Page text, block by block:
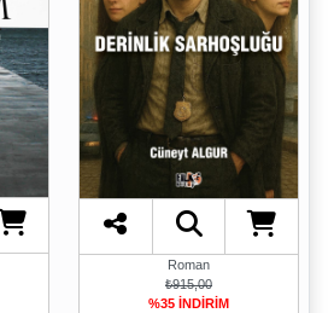
Roman
₺915,00
%35 İNDİRİM